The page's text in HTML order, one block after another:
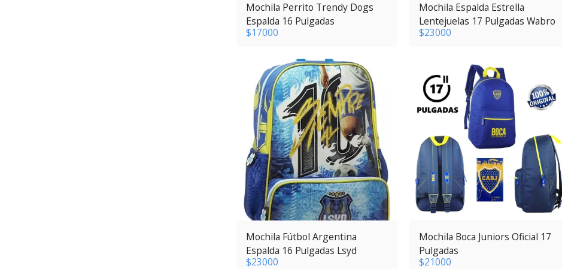
Mochila Perrito Trendy Dogs
Espalda 16 Pulgadas
$17000
Mochila Espalda Estrella
Lentejuelas 17 Pulgadas Wabro
$23000
Mochila Fútbol Argentina
Espalda 16 Pulgadas Lsyd
$23000
Mochila Boca Juniors Oficial 17
Pulgadas
$21000